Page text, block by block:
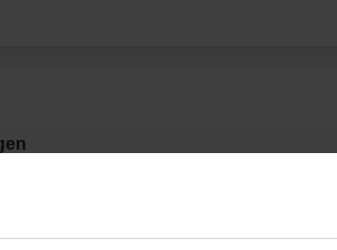
Computer & Software,
dieser Marken kaufen: